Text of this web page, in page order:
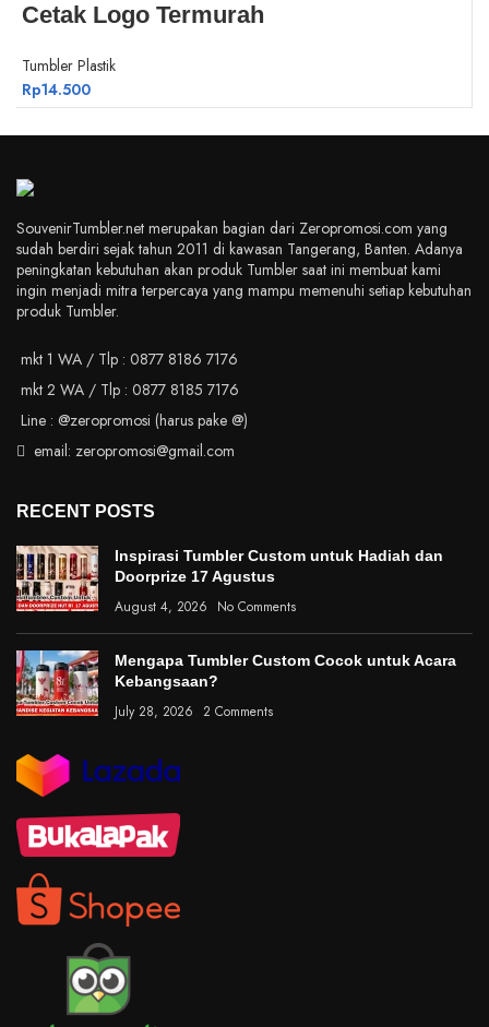
Cetak Logo Termurah
Tumbler Plastik
Rp14.500
SouvenirTumbler.net merupakan bagian dari Zeropromosi.com yang
sudah berdiri sejak tahun 2011 di kawasan Tangerang, Banten. Adanya
peningkatan kebutuhan akan produk Tumbler saat ini membuat kami
ingin menjadi mitra terpercaya yang mampu memenuhi setiap kebutuhan
produk Tumbler.
mkt 1 WA / Tlp : 0877 8186 7176
mkt 2 WA / Tlp : 0877 8185 7176
Line : @zeropromosi (harus pake @)
email: zeropromosi@gmail.com
RECENT POSTS
Inspirasi Tumbler Custom untuk Hadiah dan
Doorprize 17 Agustus
August 4, 2026 No Comments
Mengapa Tumbler Custom Cocok untuk Acara
Kebangsaan?
July 28, 2026 2 Comments